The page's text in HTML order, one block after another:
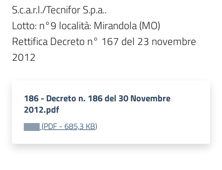
S.c.a.r.l./Tecnifor S.p.a..
Lotto: n°9 località: Mirandola (MO)
Rettifica Decreto n° 167 del 23 novembre
186 - Decreto n. 186 del 30 Novembre
2012.pdf
(PDF - 685,3 KB)